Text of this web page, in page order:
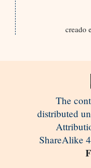
creado
The
distributed
ShareAlike